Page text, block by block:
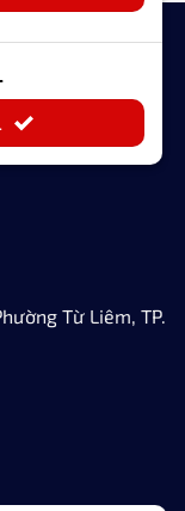
Từ Liêm, TP.